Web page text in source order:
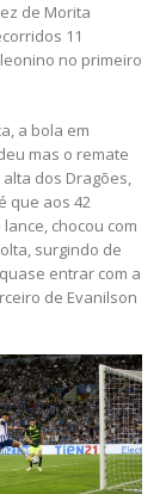
de Morita
11
no primeiro
a bola em
mas o remate
dos Dragões,
que aos 42
chocou com
surgindo de
entrar com a
de Evanilson